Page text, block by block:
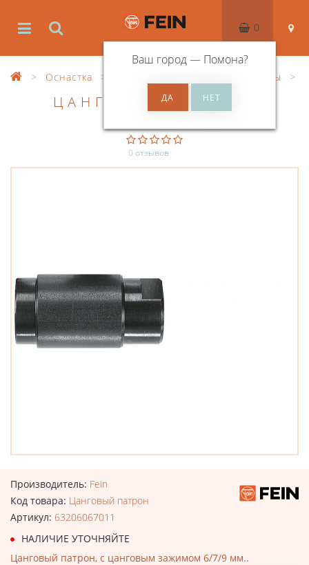
Ваш город — Помона?
0
Оснастка Оснастка для нарезания резьбы
ЦАНГОВЫЙ ПАТРОН
0 отзывов
Производитель: Fein
Код товара: Цанговый патрон
Артикул: 63206067011
НАЛИЧИЕ УТОЧНЯЙТЕ
Цанговый патрон, с цанговым зажимом 6/7/9 мм..